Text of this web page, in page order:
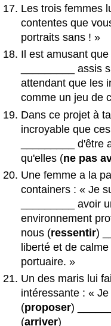
Les trois femmes
contentes que
portraits sans ! »
Il est amusant
_________ assis
attendant que les
comme un jeu de
Dans ce projet à
incroyable que
_________
qu'elles (ne pas
Une femme a la
containers : « Je
_________ avoir
environnement
nous (ressentir)
liberté et de
portuaire. »
Un des maris lui
intéressante : «
(proposer)
(arriver)